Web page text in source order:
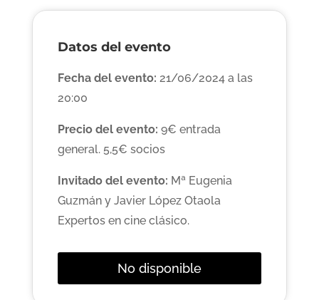
Datos del evento
Fecha del evento: 21/06/2024 a las
20:00
Precio del evento: 9€ entrada
general. 5,5€ socios
Invitado del evento: Mª Eugenia
Guzmán y Javier López Otaola
Expertos en cine clásico.
No disponible